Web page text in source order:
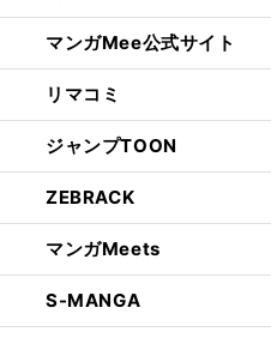
マンガMee公式サイト
リマコミ
ジャンプTOON
ZEBRACK
マンガMeets
S-MANGA